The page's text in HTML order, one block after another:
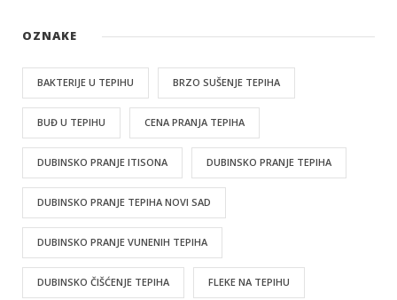
OZNAKE
BAKTERIJE U TEPIHU BRZO SUŠENJE TEPIHA
BUĐ U TEPIHU CENA PRANJA TEPIHA
DUBINSKO PRANJE ITISONA DUBINSKO PRANJE TEPIHA
DUBINSKO PRANJE TEPIHA NOVI SAD
DUBINSKO PRANJE VUNENIH TEPIHA
DUBINSKO ČIŠĆENJE TEPIHA FLEKE NA TEPIHU